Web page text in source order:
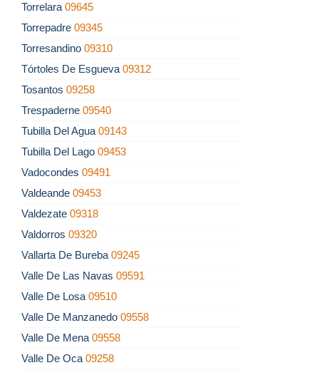
Torrelara 09645
Torrepadre 09345
Torresandino 09310
Tórtoles De Esgueva 09312
Tosantos 09258
Trespaderne 09540
Tubilla Del Agua 09143
Tubilla Del Lago 09453
Vadocondes 09491
Valdeande 09453
Valdezate 09318
Valdorros 09320
Vallarta De Bureba 09245
Valle De Las Navas 09591
Valle De Losa 09510
Valle De Manzanedo 09558
Valle De Mena 09558
Valle De Oca 09258